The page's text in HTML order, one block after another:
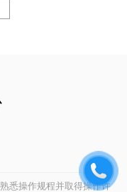
悉操作规程并取得操作许